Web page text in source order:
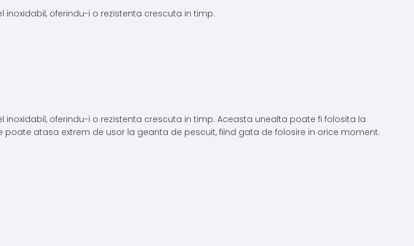
inoxidabil, oferindu-i o rezistenta crescuta in timp.
inoxidabil, oferindu-i o rezistenta crescuta in timp. Aceasta unealta poate fi folosita la
poate atasa extrem de usor la geanta de pescuit, fiind gata de folosire in orice moment.